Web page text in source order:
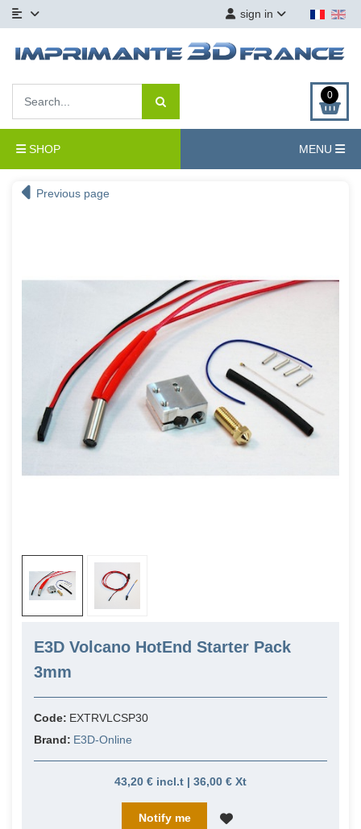
sign in
0
SHOP MENU
Previous page
E3D Volcano HotEnd Starter Pack
3mm
Code: EXTRVLCSP30
Brand: E3D-Online
43,20 € incl.t | 36,00 € Xt
Notify me